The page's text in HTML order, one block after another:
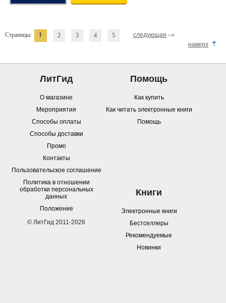
Страницы: 1 2 3 4 5
следующая
наверх
ЛитГид
О магазине
Мероприятия
Способы оплаты
Способы доставки
Промо
Контакты
Пользовательское соглашение
Политика в отношении
обработки персональных
данных
Положение
© ЛитГид 2011-2026
Помощь
Как купить
Как читать электронные книги
Помощь
Книги
Электронные книги
Бестселлеры
Рекомендуемые
Новинки